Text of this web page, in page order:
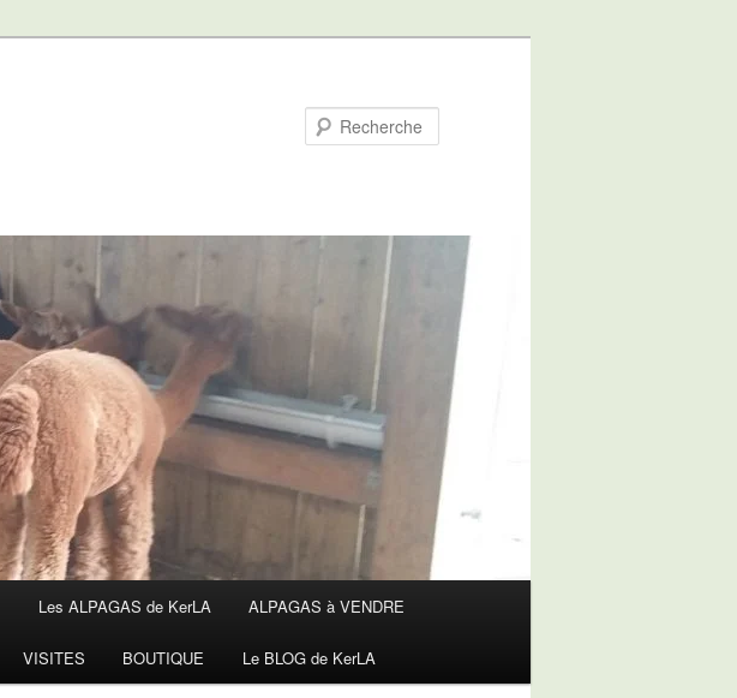
Les ALPAGAS de KerLA ALPAGAS à VENDRE
VISITES BOUTIQUE Le BLOG de KerLA